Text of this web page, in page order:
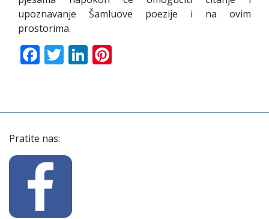
upoznavanje Šamluove poezije i na ovim
prostorima.
Facebook
TwitterLinkedIn
Pratite nas: